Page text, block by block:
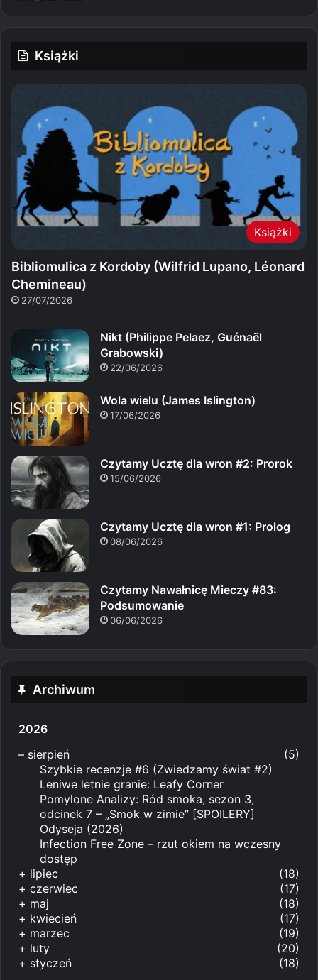
Książki
Książki
Bibliomulica z Kordoby (Wilfrid Lupano, Léonard
Chemineau)
27/07/2026
Nikt (Philippe Pelaez, Guénaël
Grabowski)
22/06/2026
Wola wielu (James Islington)
17/06/2026
Czytamy Ucztę dla wron #2: Prorok
15/06/2026
Czytamy Ucztę dla wron #1: Prolog
08/06/2026
Czytamy Nawałnicę Mieczy #83:
Podsumowanie
06/06/2026
Archiwum
2026
– sierpień
(5)
Szybkie recenzje #6 (Zwiedzamy świat #2)
Leniwe letnie granie: Leafy Corner
Pomylone Analizy: Ród smoka, sezon 3,
odcinek 7 – „Smok w zimie” [SPOILERY]
Odyseja (2026)
Infection Free Zone – rzut okiem na wczesny
dostęp
+ lipiec
(18)
+ czerwiec
(17)
+ maj
(18)
+ kwiecień
(17)
+ marzec
(19)
+ luty
(20)
+ styczeń
(18)